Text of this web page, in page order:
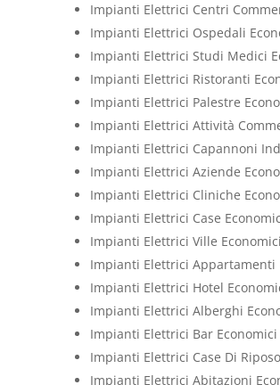
Impianti Elettrici Centri
Impianti Elettrici Ospedali
Impianti Elettrici Studi Medici
Impianti Elettrici Ristoranti
Impianti Elettrici Palestre
Impianti Elettrici Attività
Impianti Elettrici Capannoni
Impianti Elettrici Aziende
Impianti Elettrici Cliniche
Impianti Elettrici Case
Impianti Elettrici Ville Economici
Impianti Elettrici Appartamenti
Impianti Elettrici Hotel
Impianti Elettrici Alberghi
Impianti Elettrici Bar Economici
Impianti Elettrici Case Di
Impianti Elettrici Abitazioni